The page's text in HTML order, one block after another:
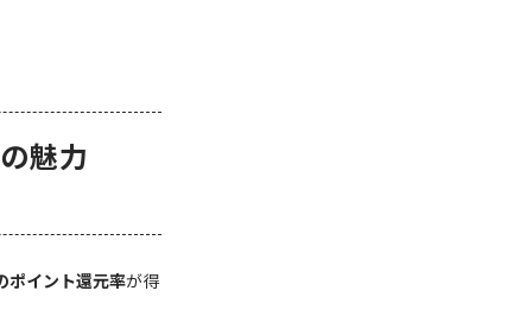
魅力
ポイント還元率が得